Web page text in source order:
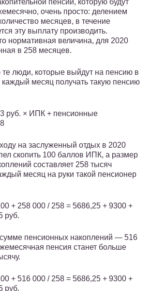
пенсии, которую будут
очень просто: делением
месяцев, в течение
эту выплату производить.
нормативная величина, для 2020
в 258 месяцев.
те люди, которые выйдут на пенсию в
каждый месяц получать такую пенсию
руб. × ИПК + пенсионные
на заслуженный отдых в 2020
скопить 100 баллов ИПК, а размер
составляет 258 тысяч
месяц на руки такой пенсионер
+ 258 000 / 258 = 5686,25 + 9300 +
руб.
пенсионных накоплений — 516
пенсия станет больше
+ 516 000 / 258 = 5686,25 + 9300 +
руб.